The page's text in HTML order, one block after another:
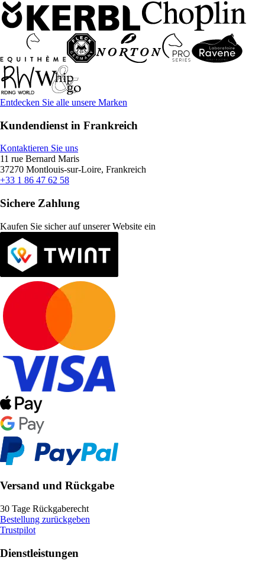
Entdecken Sie alle unsere Marken
Kundendienst in Frankreich
Kontaktieren Sie uns
11 rue Bernard Maris
37270 Montlouis-sur-Loire, Frankreich
+33 1 86 47 62 58
Sichere Zahlung
Kaufen Sie sicher auf unserer Website ein
Versand und Rückgabe
30 Tage Rückgaberecht
Bestellung zurückgeben
Trustpilot
Dienstleistungen